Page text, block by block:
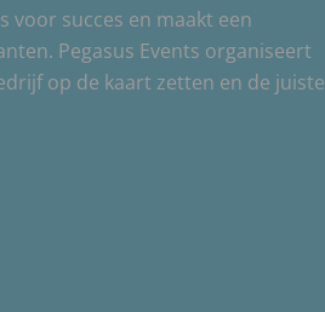
voor succes en maakt een
Pegasus Events organiseert
op de kaart zetten en de juiste